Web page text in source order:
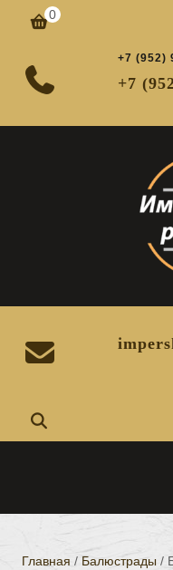
Перейти
корзина
0
+7 (952)
+7
Главная / Балюстрады /